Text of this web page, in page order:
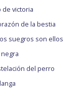
de victoria
de la bestia
suegros son ellos
del perro